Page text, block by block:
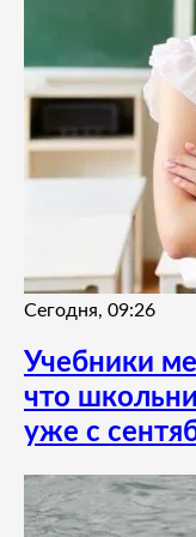
Сегодня, 09:26
Учебники
что
уже с